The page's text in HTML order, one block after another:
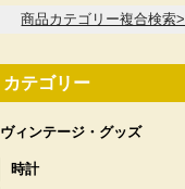
商品カテゴリー複合検索>
カテゴリー
ヴィンテージ・グッズ
時計